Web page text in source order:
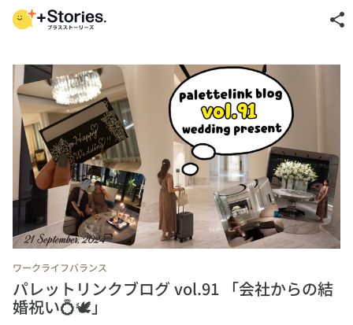
share
ワークライフバランス
パレットリンクブログ vol.91 「会社からの結
婚祝い💍🕊️」